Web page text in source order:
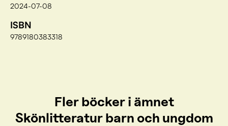
2024-07-08
ISBN
9789180383318
Fler böcker i ämnet
Skönlitteratur barn och ungdom